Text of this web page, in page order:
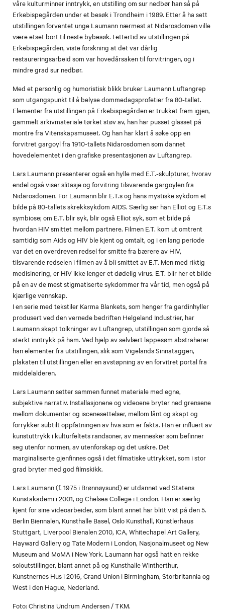
våre kulturminner inntrykk, en utstilling om sur nedbør han så på
Erkebispegården under et besøk i Trondheim i 1989. Etter å ha sett
utstillingen forventet unge Laumann nærmest at Nidarosdomen ville
være etset bort til neste bybesøk. I ettertid av utstillingen på
Erkebispegården, viste forskning at det var dårlig
restaureringsarbeid som var hovedårsaken til forvitringen, og i
mindre grad sur nedbør.
Med et personlig og humoristisk blikk bruker Laumann Luftangrep
som utgangspunkt til å belyse dommedagsprofetier fra 80-tallet.
Elementer fra utstillingen på Erkebispegården er trukket frem igjen,
gammelt arkivmateriale tørket støv av, han har pusset glasset på
montre fra Vitenskapsmuseet. Og han har klart å søke opp en
forvitret gargoyl fra 1910-tallets Nidarosdomen som dannet
hovedelementet i den grafiske presentasjonen av Luftangrep.
Lars Laumann presenterer også en hylle med E.T.-skulpturer, hvorav
endel også viser slitasje og forvitring tilsvarende gargoylen fra
Nidarosdomen. For Laumann blir E.T.s og hans mystiske sykdom et
bilde på 80-tallets skrekksykdom AIDS. Særlig ser han Elliot og E.T.s
symbiose; om E.T. blir syk, blir også Elliot syk, som et bilde på
hvordan HIV smittet mellom partnere. Filmen E.T. kom ut omtrent
samtidig som Aids og HIV ble kjent og omtalt, og i en lang periode
var det en overdreven redsel for smitte fra bærere av HIV,
tilsvarende redselen i filmen av å bli smittet av E.T. Men med riktig
medisinering, er HIV ikke lenger et dødelig virus. E.T. blir her et bilde
på en av de mest stigmatiserte sykdommer fra vår tid, men også på
kjærlige vennskap.
I en serie med tekstiler Karma Blankets, som henger fra gardinhyller
produsert ved den vernede bedriften Helgeland Industrier, har
Laumann skapt tolkninger av Luftangrep, utstillingen som gjorde så
sterkt inntrykk på ham. Ved hjelp av selvlært lappesøm abstraherer
han elementer fra utstillingen, slik som Vigelands Sinnataggen,
plakaten til utstillingen eller en avstøpning av en forvitret portal fra
middelalderen.
Lars Laumann setter sammen funnet materiale med egne,
subjektive narrativ. Installasjonene og videoene bryter ned grensene
mellom dokumentar og iscenesettelser, mellom lånt og skapt og
forrykker subtilt oppfatningen av hva som er fakta. Han er influert av
kunstuttrykk i kulturfeltets randsoner, av mennesker som befinner
seg utenfor normen, av utenforskap og det usikre. Det
marginaliserte gjenfinnes også i det filmatiske uttrykket, som i stor
grad bryter med god filmskikk.
Lars Laumann (f. 1975 i Brønnøysund) er utdannet ved Statens
Kunstakademi i 2001, og Chelsea College i London. Han er særlig
kjent for sine videoarbeider, som blant annet har blitt vist på den 5.
Berlin Biennalen, Kunsthalle Basel, Oslo Kunsthall, Künstlerhaus
Stuttgart, Liverpool Bienalen 2010, ICA, Whitechapel Art Gallery,
Hayward Gallery og Tate Modern i London, Nasjonalmuseet og New
Museum and MoMA i New York. Laumann har også hatt en rekke
soloutstillinger, blant annet på og Kunsthalle Wintherthur,
Kunstnernes Hus i 2016, Grand Union i Birmingham, Storbritannia og
West i den Hague, Nederland.
Foto: Christina Undrum Andersen / TKM.